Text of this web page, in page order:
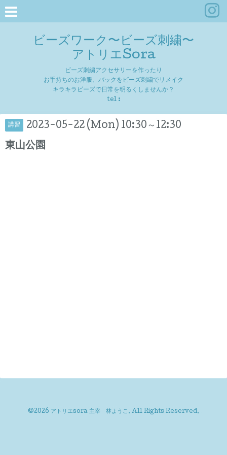
ビーズワーク〜ビーズ刺繍〜
アトリエSora
ビーズ刺繍アクセサリーを作ったり
お手持ちのお洋服、バックをビーズ刺繍でリメイク
キラキラビーズで日常を明るくしませんか？
tel :
講習 2023-05-22 (Mon) 10:30～12:30
東山公園
©2026 アトリエsora 主宰 林ようこ . All Rights Reserved.